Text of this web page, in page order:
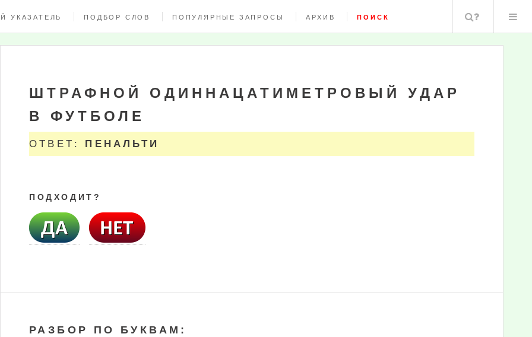
УКАЗАТЕЛЬ ПОДБОР СЛОВ ПОПУЛЯРНЫЕ ЗАПРОСЫ АРХИВ ПОИСК Поиск
ШТРАФНОЙ ОДИННАЦАТИМЕТРОВЫЙ УДАР
В ФУТБОЛЕ
ОТВЕТ: ПЕНАЛЬТИ
ПОДХОДИТ?
РАЗБОР ПО БУКВАМ: